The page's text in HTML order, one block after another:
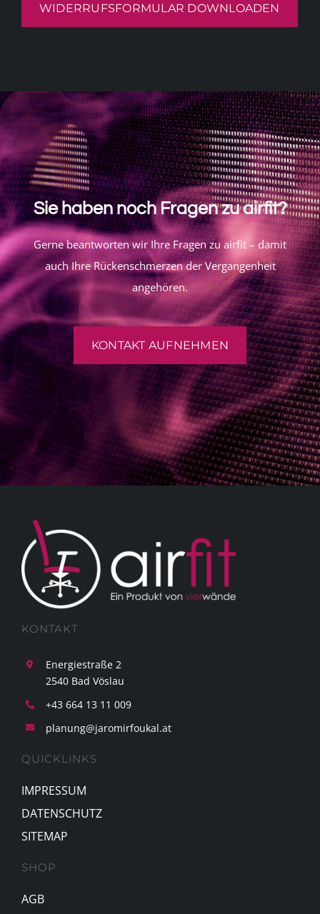
WIDERRUFSFORMULAR DOWNLOADEN
Sie haben noch Fragen zu airfit?
Gerne beantworten wir Ihre Fragen zu airfit – damit
auch Ihre Rückenschmerzen der Vergangenheit
angehören.
KONTAKT AUFNEHMEN
KONTAKT
Energiestraße 2
2540 Bad Vöslau
+43 664 13 11 009
planung@jaromirfoukal.at
QUICKLINKS
IMPRESSUM
DATENSCHUTZ
SITEMAP
SHOP
AGB